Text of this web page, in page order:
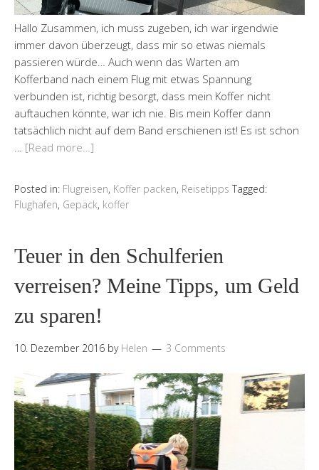
Hallo Zusammen, ich muss zugeben, ich war irgendwie
immer davon überzeugt, dass mir so etwas niemals
passieren würde… Auch wenn das Warten am
Kofferband nach einem Flug mit etwas Spannung
verbunden ist, richtig besorgt, dass mein Koffer nicht
auftauchen könnte, war ich nie. Bis mein Koffer dann
tatsächlich nicht auf dem Band erschienen ist! Es ist schon
… [Read more…]
Posted in: Flugreisen, Koffer packen, Reisetipps Tagged:
Flughafen, Gepäck, koffer
Teuer in den Schulferien
verreisen? Meine Tipps, um Geld
zu sparen!
10. Dezember 2016 by Helen 3 Comments